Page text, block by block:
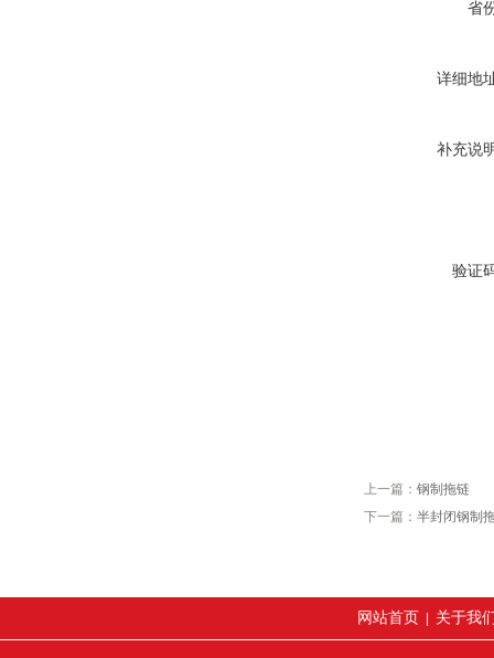
省
详细地
补充说
验证
上一篇： 钢制拖链
下一篇： 半封闭钢制
网站首页 关于我